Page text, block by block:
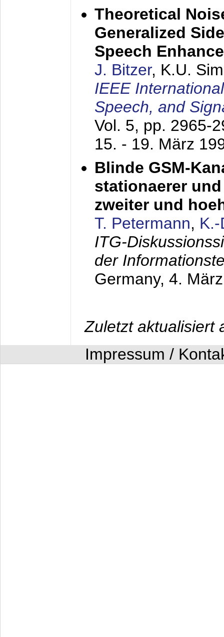
Theoretical
Generalized
Speech
J. Bitzer, K.U.
IEEE
Speech, and
Vol. 5, pp. 2965-
15. - 19. März
Blinde GSM-
stationaerer
zweiter und
T. Petermann,
ITG-
der
Germany, 4.
Zuletzt aktualisiert
Impressum /